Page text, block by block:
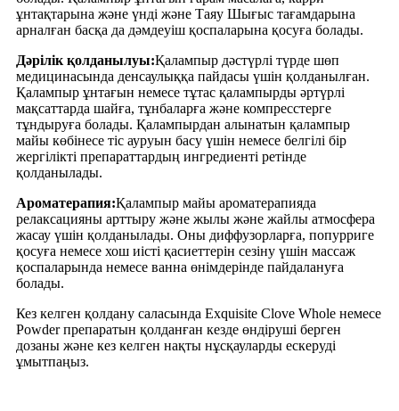
ұнтақтарына және үнді және Таяу Шығыс тағамдарына
арналған басқа да дәмдеуіш қоспаларына қосуға болады.
Дәрілік қолданылуы:Қалампыр дәстүрлі түрде шөп
медицинасында денсаулыққа пайдасы үшін қолданылған.
Қалампыр ұнтағын немесе тұтас қалампырды әртүрлі
мақсаттарда шайға, тұнбаларға және компресстерге
тұндыруға болады. Қалампырдан алынатын қалампыр
майы көбінесе тіс ауруын басу үшін немесе белгілі бір
жергілікті препараттардың ингредиенті ретінде
қолданылады.
Ароматерапия:Қалампыр майы ароматерапияда
релаксацияны арттыру және жылы және жайлы атмосфера
жасау үшін қолданылады. Оны диффузорларға, попурриге
қосуға немесе хош иісті қасиеттерін сезіну үшін массаж
қоспаларында немесе ванна өнімдерінде пайдалануға
болады.
Кез келген қолдану саласында Exquisite Clove Whole немесе
Powder препаратын қолданған кезде өндіруші берген
дозаны және кез келген нақты нұсқауларды ескеруді
ұмытпаңыз.